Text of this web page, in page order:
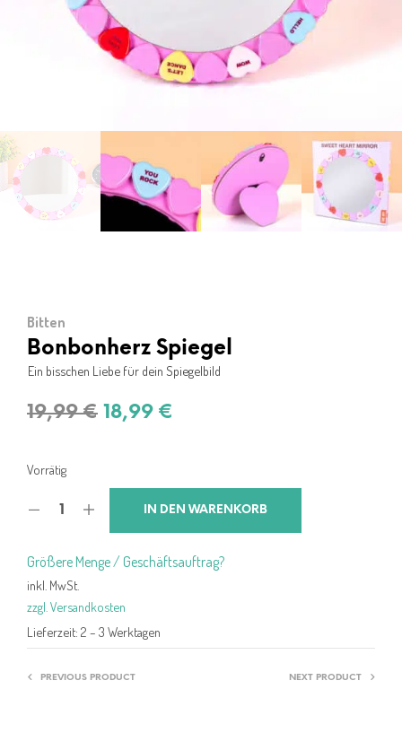
Bitten
Bonbonherz Spiegel
Ein bisschen Liebe für dein Spiegelbild
19,99€ Ursprünglicher
19,99 €
18,99 €
18,99 €.
Vorrätig
IN DEN WARENKORB
Größere Menge / Geschäftsauftrag?
inkl. MwSt.
zzgl. Versandkosten
Lieferzeit: 2 – 3 Werktagen
PREVIOUS PRODUCT NEXT PRODUCT